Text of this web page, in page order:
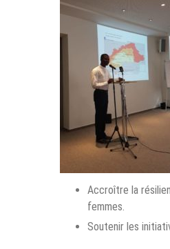
Accroître la
femmes.
Soutenir les